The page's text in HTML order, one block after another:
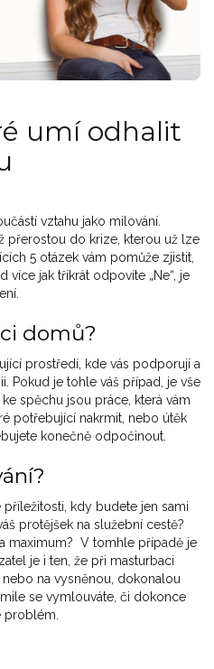
umí odhalit
vztahu jako milování.
přerostou do krize, kterou už lze
5 otázek vám pomůže zjistit,
více jak třikrát odpovíte „Ne“, je
domů?
prostředí, kde vás podporují a
Pokud je tohle váš případ, je vše
spěchu jsou práce, která vám
potřebující nakrmit, nebo útěk
konečně odpočinout.
příležitosti, kdy budete jen sami
protějšek na služební cestě?
maximum? V tomhle případě je
je i ten, že při masturbaci
na vysněnou, dokonalou
se vymlouváte, či dokonce
problém.